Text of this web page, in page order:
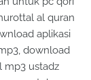
al quran
aplikasi
download
mp3 ustadz